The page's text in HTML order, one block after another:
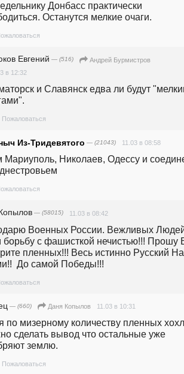
Донбасс практически
Останутся мелкие очаги.
Евгений — (516)
Андрей Бурмистров
в 12:32
и Славянск едва ли будут
Пожаловаться
Из-Тридевятого — (21043) 11.03 в 08:58
Николаев, Одессу и
— (58015) 11.03 в 08:42
Военных России. Вежливых
борьбу с фашисткой нечистью!!! Прошу
пленных!!! Весь истинно Русский
До самой Победы!!!
— (660) Даня Копылов 11.03 в 10:31
по мизерному количеству пленных
сделать вывод что остальные уже
землю.
Пожаловаться